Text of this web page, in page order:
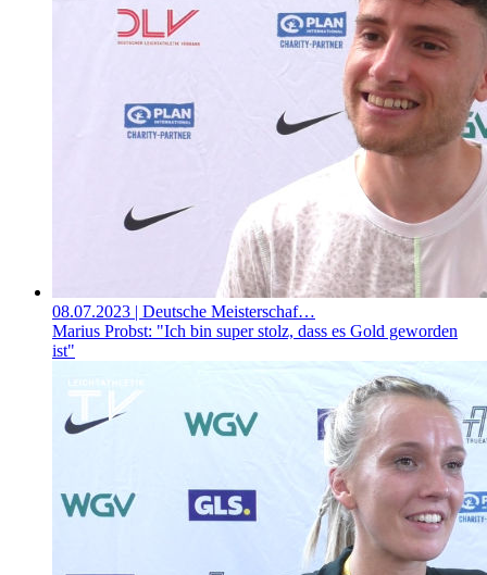
08.07.2023 | Deutsche Meisterschaf…
Marius Probst: "Ich bin super stolz, dass es Gold geworden
ist"